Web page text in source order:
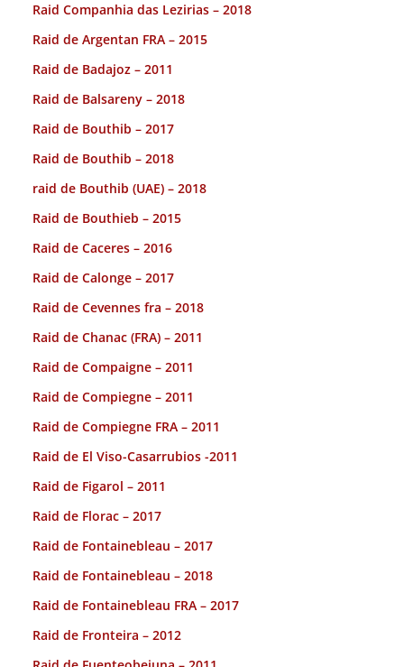
Raid Companhia das Lezirias – 2018
Raid de Argentan FRA – 2015
Raid de Badajoz – 2011
Raid de Balsareny – 2018
Raid de Bouthib – 2017
Raid de Bouthib – 2018
raid de Bouthib (UAE) – 2018
Raid de Bouthieb – 2015
Raid de Caceres – 2016
Raid de Calonge – 2017
Raid de Cevennes fra – 2018
Raid de Chanac (FRA) – 2011
Raid de Compaigne – 2011
Raid de Compiegne – 2011
Raid de Compiegne FRA – 2011
Raid de El Viso-Casarrubios -2011
Raid de Figarol – 2011
Raid de Florac – 2017
Raid de Fontainebleau – 2017
Raid de Fontainebleau – 2018
Raid de Fontainebleau FRA – 2017
Raid de Fronteira – 2012